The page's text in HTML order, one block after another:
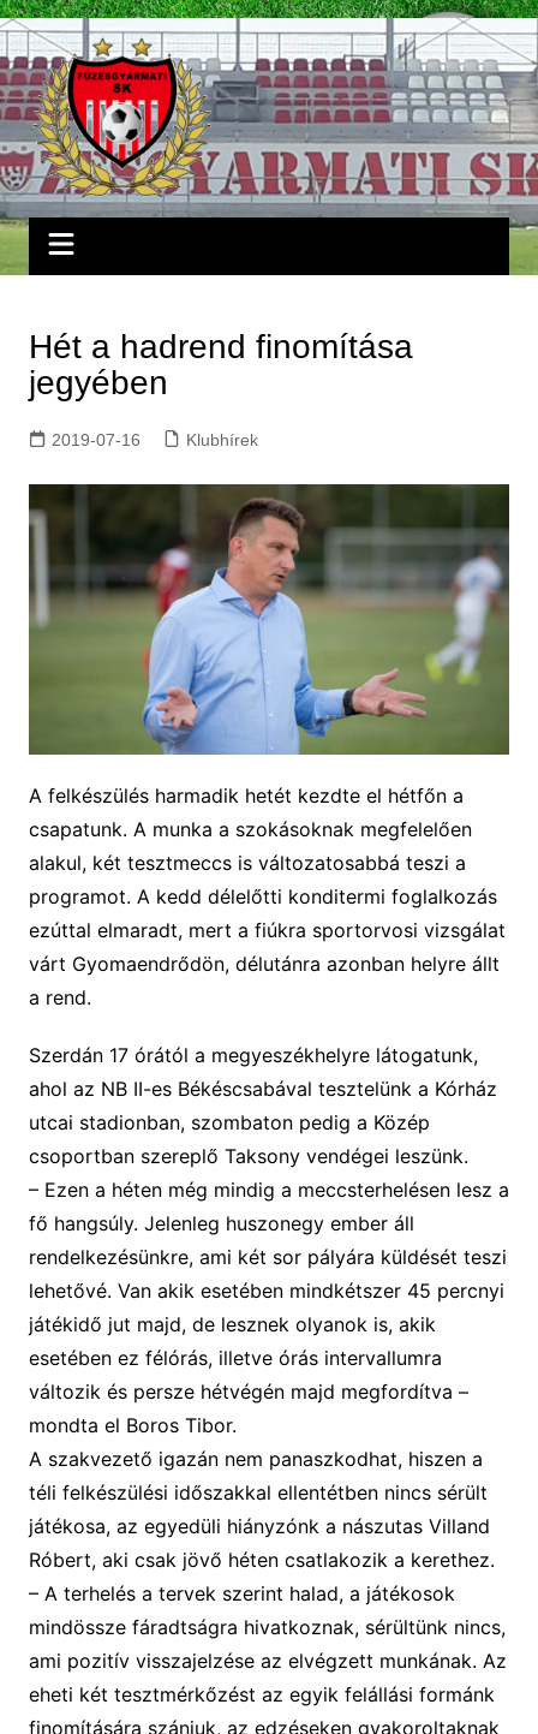
Skip
to
content
Hét a hadrend finomítása
jegyében
2019-07-16 Klubhírek
A felkészülés harmadik hetét kezdte el hétfőn a
csapatunk. A munka a szokásoknak megfelelően
alakul, két tesztmeccs is változatosabbá teszi a
programot. A kedd délelőtti konditermi foglalkozás
ezúttal elmaradt, mert a fiúkra sportorvosi vizsgálat
várt Gyomaendrődön, délutánra azonban helyre állt
a rend.
Szerdán 17 órától a megyeszékhelyre látogatunk,
ahol az NB II-es Békéscsabával tesztelünk a Kórház
utcai stadionban, szombaton pedig a Közép
csoportban szereplő Taksony vendégei leszünk.
– Ezen a héten még mindig a meccsterhelésen lesz a
fő hangsúly. Jelenleg huszonegyember áll
rendelkezésünkre, ami két sor pályára küldését teszi
lehetővé. Van akik esetében mindkétszer 45 percnyi
játékidő jut majd, de lesznek olyanok is, akik
esetében ez félórás, illetve órás intervallumra
változik és persze hétvégén majd megfordítva –
mondta el Boros Tibor.
A szakvezető igazán nem panaszkodhat, hiszen a
téli felkészülési időszakkal ellentétben nincs sérült
játékosa, az egyedüli hiányzónk a nászutas Villand
Róbert, aki csak jövő héten csatlakozik a kerethez.
– A terhelés a tervek szerint halad, a játékosok
mindössze fáradtságra hivatkoznak, sérültünk nincs,
ami pozitív visszajelzése az elvégzett munkának. Az
eheti két tesztmérkőzést az egyik felállási formánk
finomítására szánjuk, az edzéseken gyakoroltaknak